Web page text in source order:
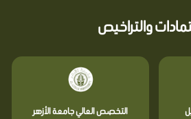
والتراخيص
التخصص العالي جامعة الأزهر